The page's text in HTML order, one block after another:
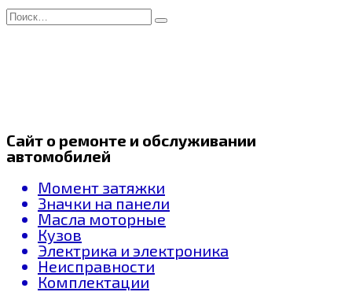
Перейти
к
Search
for:
Сайт о ремонте и обслуживании
автомобилей
Момент затяжки
Значки на панели
Масла моторные
Кузов
Электрика и электроника
Неисправности
Комплектации